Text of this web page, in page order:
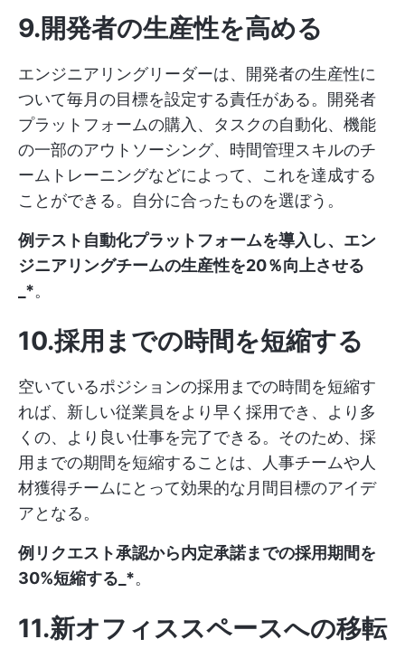
9.開発者の生産性を高める
エンジニアリングリーダーは、開発者の生産性に
ついて毎月の目標を設定する責任がある。開発者
プラットフォームの購入、タスクの自動化、機能
の一部のアウトソーシング、時間管理スキルのチ
ームトレーニングなどによって、これを達成する
ことができる。自分に合ったものを選ぼう。
例テスト自動化プラットフォームを導入し、エン
ジニアリングチームの生産性を20％向上させる
_*。
10.採用までの時間を短縮する
空いているポジションの採用までの時間を短縮す
れば、新しい従業員をより早く採用でき、より多
くの、より良い仕事を完了できる。そのため、採
用までの期間を短縮することは、人事チームや人
材獲得チームにとって効果的な月間目標のアイデ
アとなる。
例リクエスト承認から内定承諾までの採用期間を
30%短縮する_*。
11.新オフィススペースへの移転